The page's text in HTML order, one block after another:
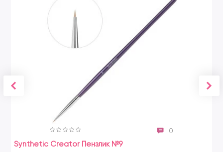
0
Synthetic Creator Пензлик №9